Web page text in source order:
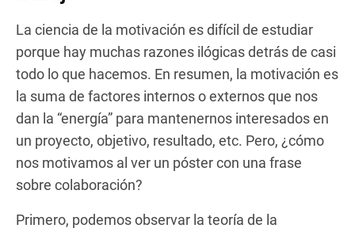
La ciencia de la motivación es difícil de estudiar
porque hay muchas razones ilógicas detrás de casi
todo lo que hacemos. En resumen, la motivación es
la suma de factores internos o externos que nos
dan la “energía” para mantenernos interesados en
un proyecto, objetivo, resultado, etc. Pero, ¿cómo
nos motivamos al ver un póster con una frase
sobre colaboración?
Primero, podemos observar la teoría de la